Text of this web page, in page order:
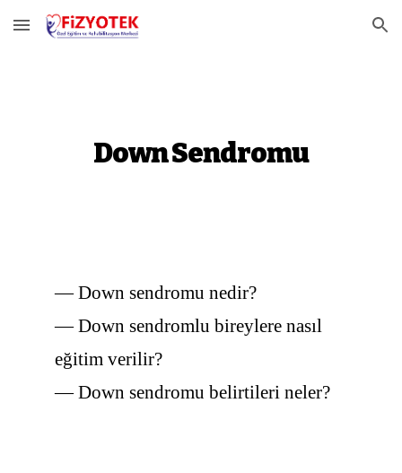
Skip to main content Skip to navigation
Down Sendromu
— Down sendromu nedir?
— Down sendromlu bireylere nasıl
eğitim verilir?
— Down sendromu belirtileri neler?